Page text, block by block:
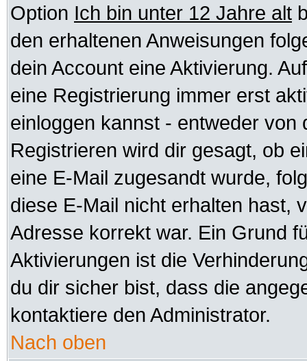
Option Ich bin unter 12 Jahre alt
den erhaltenen Anweisungen
dein Account eine Aktivierung.
eine Registrierung immer erst
einloggen kannst - entweder von
Registrieren wird dir gesagt, ob
eine E-Mail zugesandt wurde,
diese E-Mail nicht erhalten hast,
Adresse korrekt war. Ein Grund
Aktivierungen ist die
du dir sicher bist, dass die
kontaktiere den Administrator.
Nach oben